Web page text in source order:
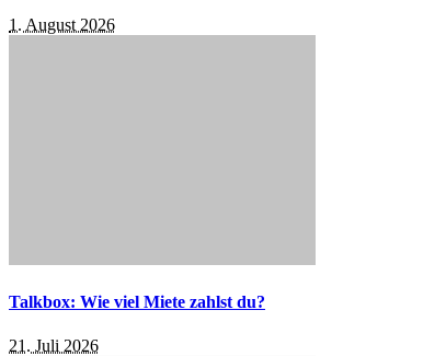
1. August 2026
Talkbox: Wie viel Miete zahlst du?
21. Juli 2026